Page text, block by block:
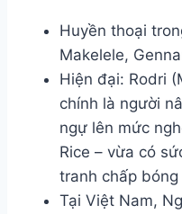
Huyền thoại
Makelele,
Hiện đại: Rodri
chính là người
ngự lên mức
Rice – vừa có
tranh chấp
Tại Việt Nam,